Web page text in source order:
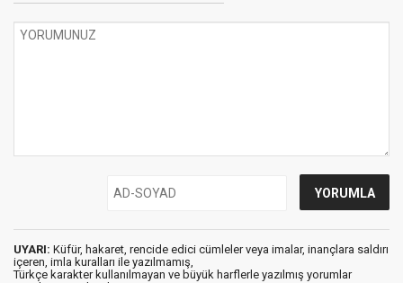
UYARI: Küfür, hakaret, rencide edici cümleler veya imalar, inançlara saldırı
içeren, imla kuralları ile yazılmamış,
Türkçe karakter kullanılmayan ve büyük harflerle yazılmış yorumlar